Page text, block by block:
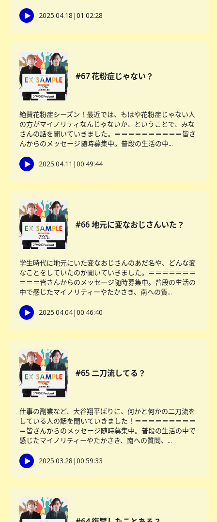
2025.04.18 |01:02:28
#67 花粉症じゃない？
絶賛花粉症シーズン！最近では、もはや花粉症じゃない人
の方がマイノリティなんじゃないか、ということで、みな
さんの話を聞いていきました。＝＝＝＝＝＝＝＝＝＝皆さ
んからのメッセージ随時募集中。普段の生活の中...
2025.04.11 |00:49:44
#66 地元に変なおじさんいた？
学生時代に地元にいた変なおじさんのあだ名や、どんな変
なことをしていたのか聞いていきました。＝＝＝＝＝＝＝
＝＝＝皆さんからのメッセージ随時募集中。普段の生活の
中で感じたマイノリティーやたかさき、南への質...
2025.04.04|00:46:40
#65 二刀流してる？
仕事の副業など、大谷翔平ばりに、何かと何かの二刀流を
している人の話を聞いていきました！＝＝＝＝＝＝＝＝＝
＝皆さんからのメッセージ随時募集中。普段の生活の中で
感じたマイノリティーやたかさき、南への質問、...
2025.03.28 |00:59:33